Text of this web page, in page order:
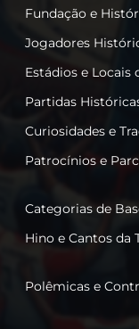
Fundação e
Jogadores
Estádios e Locais
Partidas
Curiosidades e
Patrocínios e
Categorias de
Hino e Cantos da
Polêmicas e